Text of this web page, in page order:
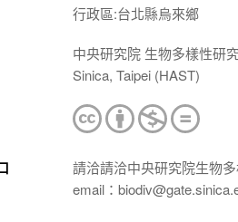
行政區:台北縣烏來鄉
中央研究院 生物多樣性研
Sinica, Taipei (HAST)
請洽請洽中央研究院生物
email：